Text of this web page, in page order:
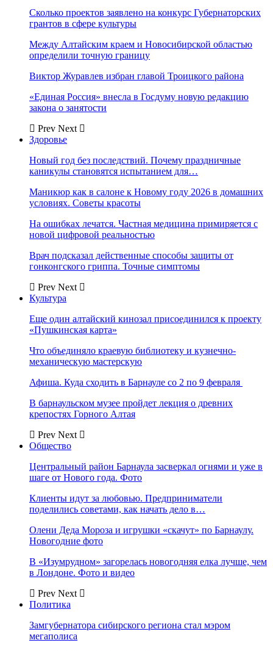
Сколько проектов заявлено на конкурс Губернаторских
грантов в сфере культуры
Между Алтайским краем и Новосибирской областью
определили точную границу
Виктор Журавлев избран главой Троицкого района
«Единая Россия» внесла в Госдуму новую редакцию
закона о занятости
Prev Next
Здоровье
Новый год без последствий. Почему праздничные
каникулы становятся испытанием для…
Маникюр как в салоне к Новому году 2026 в домашних
условиях. Советы красоты
На ошибках лечатся. Частная медицина примиряется с
новой цифровой реальностью
Врач подсказал действенные способы защиты от
гонконгского гриппа. Точные симптомы
Prev Next
Культура
Еще один алтайский кинозал присоединился к проекту
«Пушкинская карта»
Что объединяло краевую библиотеку и кузнечно-
механическую мастерскую
Афиша. Куда сходить в Барнауле со 2 по 9 февраля
В барнаульском музее пройдет лекция о древних
крепостях Горного Алтая
Prev Next
Общество
Центральный район Барнаула засверкал огнями и уже в
шаге от Нового года. Фото
Клиенты идут за любовью. Предприниматели
поделились советами, как начать дело в…
Олени Деда Мороза и игрушки «скачут» по Барнаулу.
Новогодние фото
В «Изумрудном» загорелась новогодняя елка лучше, чем
в Лондоне. Фото и видео
Prev Next
Политика
Замгубернатора сибирского региона стал мэром
мегаполиса